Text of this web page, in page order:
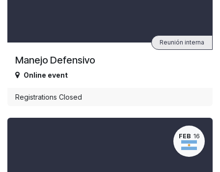
Manejo Defensivo
Reunión interna
Online event
Registrations Closed
FEB 16